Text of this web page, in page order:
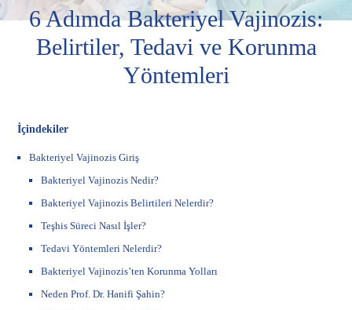
6 Adımda Bakteriyel Vajinozis:
Belirtiler, Tedavi ve Korunma
Yöntemleri
İçindekiler
Bakteriyel Vajinozis Giriş
Bakteriyel Vajinozis Nedir?
Bakteriyel Vajinozis Belirtileri Nelerdir?
Teşhis Süreci Nasıl İşler?
Tedavi Yöntemleri Nelerdir?
Bakteriyel Vajinozis’ten Korunma Yolları
Neden Prof. Dr. Hanifi Şahin?